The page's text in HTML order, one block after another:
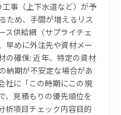
事（上下水道など）が予
ため、手間が増えるリス
ス供給網（サプライチェ
早めに外注先や資材メー
の確保: 近年、特定の資材
納期が不安定な場合があ
社に「この時期にこの規
、見積もりの優先順位を
析項目チェック内容目的